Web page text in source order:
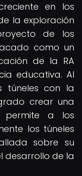
en los
la exploración
de los
como un
de la RA
educativa. Al
túneles con la
crear una
permite a los
los túneles
sobre su
desarrollo de la